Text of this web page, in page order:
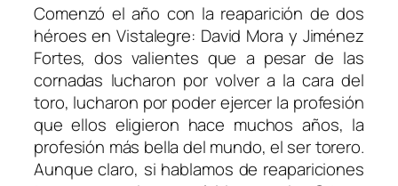
Comenzó el año con la reaparición de dos
héroes en Vistalegre: David Mora y Jiménez
Fortes, dos valientes que a pesar de las
cornadas lucharon por volver a la cara del
toro, lucharon por poder ejercer la profesión
que ellos eligieron hace muchos años, la
profesión más bella del mundo, el ser torero.
Aunque claro, si hablamos de reapariciones